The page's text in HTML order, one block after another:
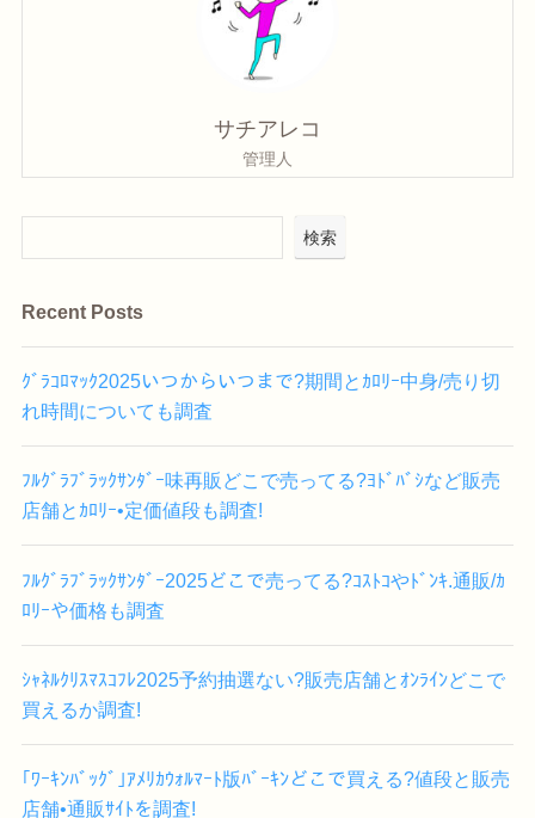
サチアレコ
管理人
検索
Recent Posts
ｸﾞﾗｺﾛﾏｯｸ2025いつからいつまで?期間とｶﾛﾘｰ中身/売り切
れ時間についても調査
ﾌﾙｸﾞﾗﾌﾞﾗｯｸｻﾝﾀﾞｰ味再販どこで売ってる?ﾖﾄﾞﾊﾞｼなど販売
店舗とｶﾛﾘｰ•定価値段も調査!
ﾌﾙｸﾞﾗﾌﾞﾗｯｸｻﾝﾀﾞｰ2025どこで売ってる?ｺｽﾄｺやﾄﾞﾝｷ.通販/ｶ
ﾛﾘｰや価格も調査
ｼｬﾈﾙｸﾘｽﾏｽｺﾌﾚ2025予約抽選ない?販売店舗とｵﾝﾗｲﾝどこで
買えるか調査!
｢ﾜｰｷﾝﾊﾞｯｸﾞ｣ｱﾒﾘｶｳｫﾙﾏｰﾄ版ﾊﾞｰｷﾝどこで買える?値段と販売
店舗•通販ｻｲﾄを調査!